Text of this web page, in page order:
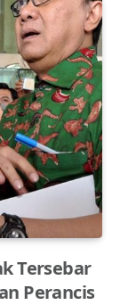
Tersebar
Perancis